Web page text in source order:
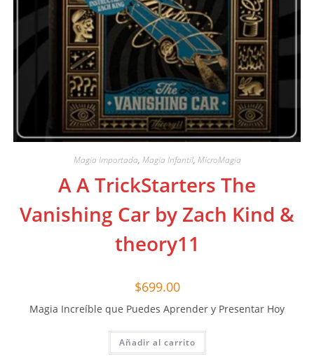
Magia Importada, Magia Infantil, MicroMagia
A A TrickStarters The
Vanishing Car by Zach Kind &
theory11
$699.00
Magia Increíble que Puedes Aprender y Presentar Hoy
Añadir al carrito